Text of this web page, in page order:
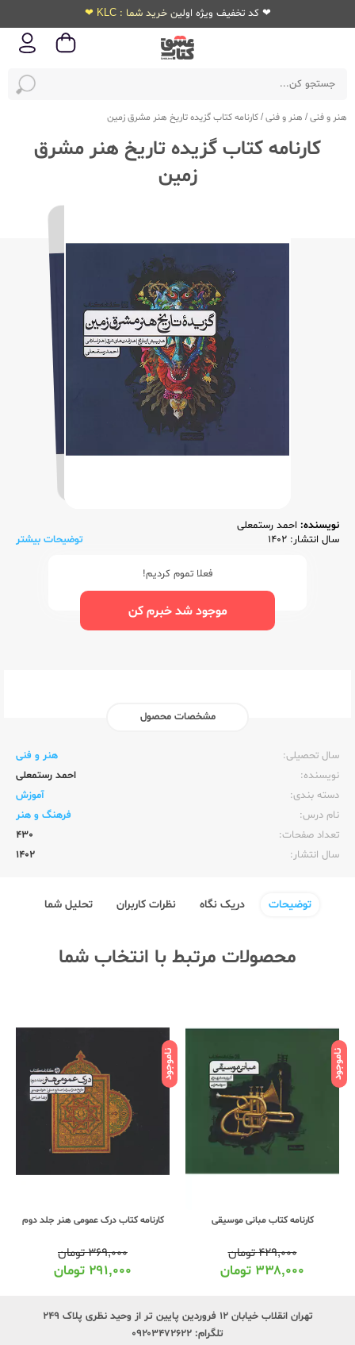
❤ کد تخفیف ویژه اولین خرید شما : KLC ❤
هنر و فنی/ هنر و فنی/کارنامه کتاب گزیده تاریخ هنر مشرق زمین
کارنامه کتاب گزیده تاریخ هنر مشرق
زمین
نویسنده: احمد رستمعلی
سال انتشار: 1402
توضیحات بیشتر
فعلا تموم کردیم!
موجود شد خبرم کن
مشخصات محصول
سال تحصیلی:‌
هنر و فنی
نویسنده:‌
احمد رستمعلی
دسته بندی:
آموزش
نام درس:
فرهنگ و هنر
تعداد صفحات:‌
430
سال انتشار:‌
1402
توضیحات دریک نگاه نظرات کاربران تحلیل شما
محصولات مرتبط با انتخاب شما
ناموجود
کارنامه کتاب مبانی موسیقی
۴۲۹,۰۰۰تومان
۳۳۸,۰۰۰ تومان
ناموجود
کارنامه کتاب درک عمومی هنر جلد دوم
۳۶۹,۰۰۰تومان
۲۹۱,۰۰۰ تومان
تهران انقلاب خیابان ۱۲ فروردین پایین تر از وحید نظری پلاک ۲۴۹
تلگرام: ۰۹۲۰۳۴۷۲۶۲۲